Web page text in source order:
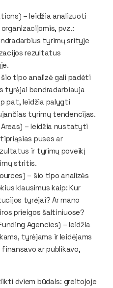
) – leidžia analizuoti
pvz.:
tyrimų srityje
rezultatus
tipo analizė gali padėti
bendradarbiauja
pat, leidžia palygti
tyrimų tendencijas.
) – leidžia nustatyti
puses ar
ir tyrimų poveikį
stritis.
) – šio tipo analizės
klausimus kaip: Kur
tyrėjai? Ar mano
prieigos šaltiniuose?
Agencies) – leidžia
tyrėjams ir leidėjams
ar publikavo,
dviem būdais: greitojoje